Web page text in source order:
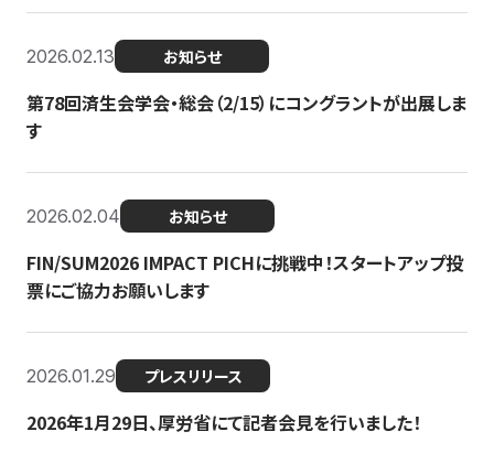
2026.02.13 お知らせ
第78回済生会学会・総会（2/15）にコングラントが出展しま
す
2026.02.04 お知らせ
FIN/SUM2026 IMPACT PICHに挑戦中！スタートアップ投
票にご協力お願いします
2026.01.29 プレスリリース
2026年1月29日、厚労省にて記者会見を行いました！